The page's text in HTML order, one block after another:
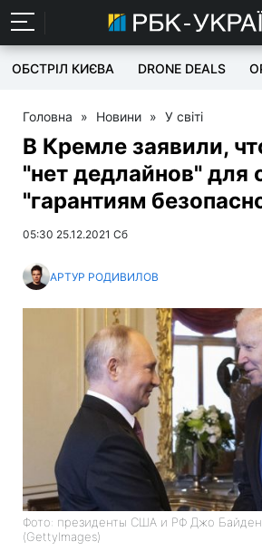
ОБСТРІЛ КИЄВА DRONE DEALS
Головна » Новини » У світі
В Кремле заявили,
"нет дедлайнов" для
"гарантиям
05:30 25.12.2021 Сб
АРТУР РОДИВИЛОВ
Фото: президенты США и РФ Джо
(GettyImages)